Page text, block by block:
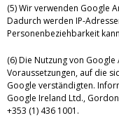
(5) Wir verwenden Google
Dadurch werden IP-
Personenbeziehbarkeit
(6) Die Nutzung von
Voraussetzungen, auf die
Google verständigten.
Google Ireland Ltd.,
+353 (1) 436 1001.